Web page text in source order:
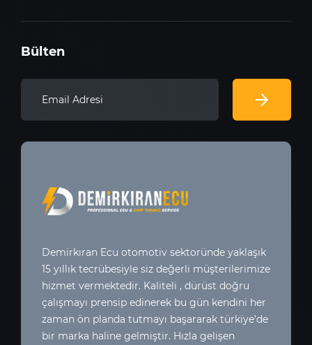
Bülten
Demirkıran Ecu otomotiv sektoründe yaklaşık
15 yıllık tecrübesiyle siz değerli müşterilerimize
hizmet vermektedir. Kaliteli , dürüst doğru
çalışmayı prensip edinerek bu gün kendini her
zaman ön planda tutmayı başararak türkiye’de
bir marka haline gelmiştir. Hızla gelişen